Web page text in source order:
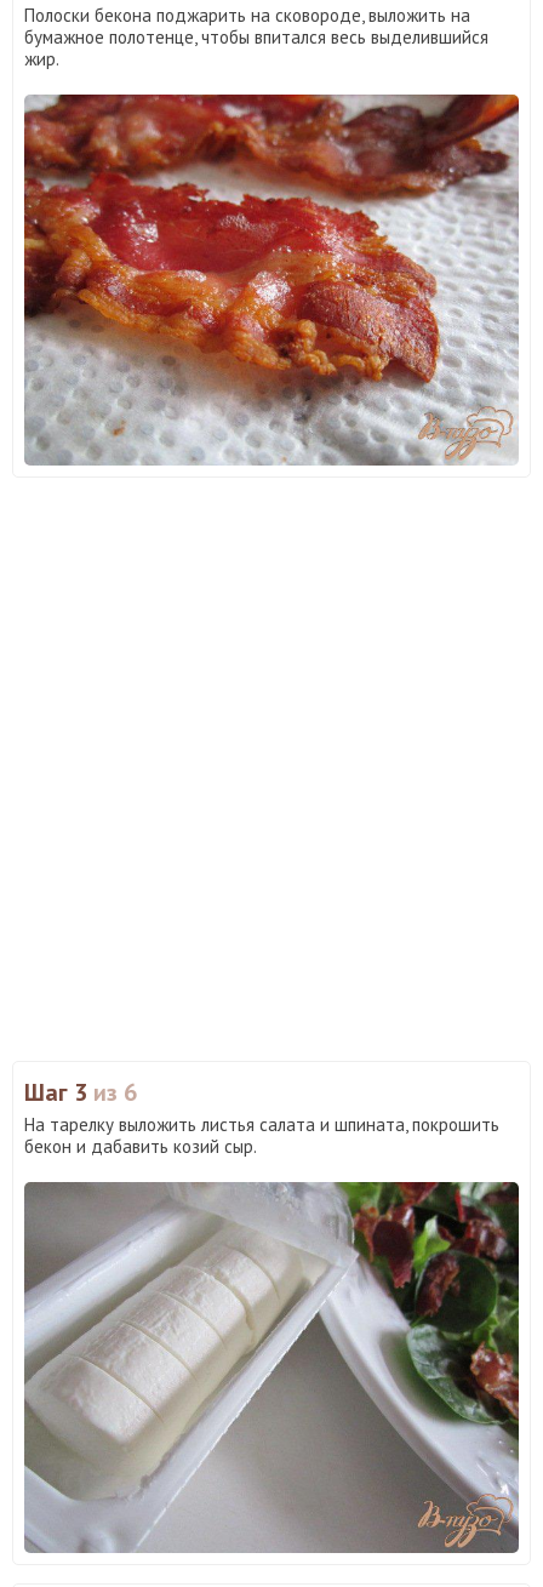
Полоски бекона поджарить на сковороде, выложить на
бумажное полотенце, чтобы впитался весь выделившийся
жир.
Шаг 3 из 6
На тарелку выложить листья салата и шпината, покрошить
бекон и дабавить козий сыр.